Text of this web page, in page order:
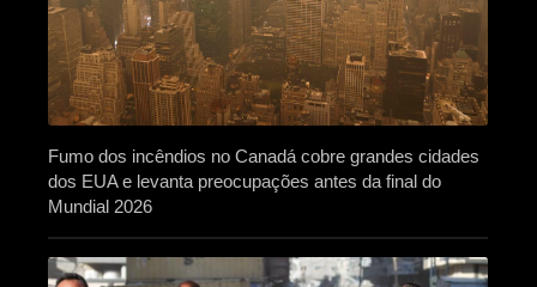
Fumo dos incêndios no Canadá cobre grandes cidades
dos EUA e levanta preocupações antes da final do
Mundial 2026